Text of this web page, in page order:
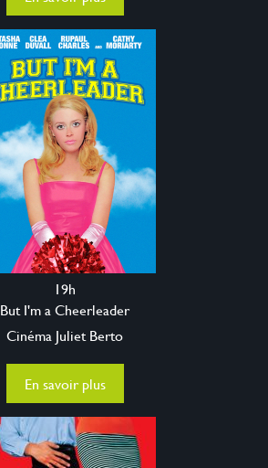
19h
But I'm a Cheerleader
Cinéma Juliet Berto
En savoir plus